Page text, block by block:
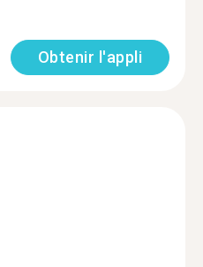
Obtenir l'appli